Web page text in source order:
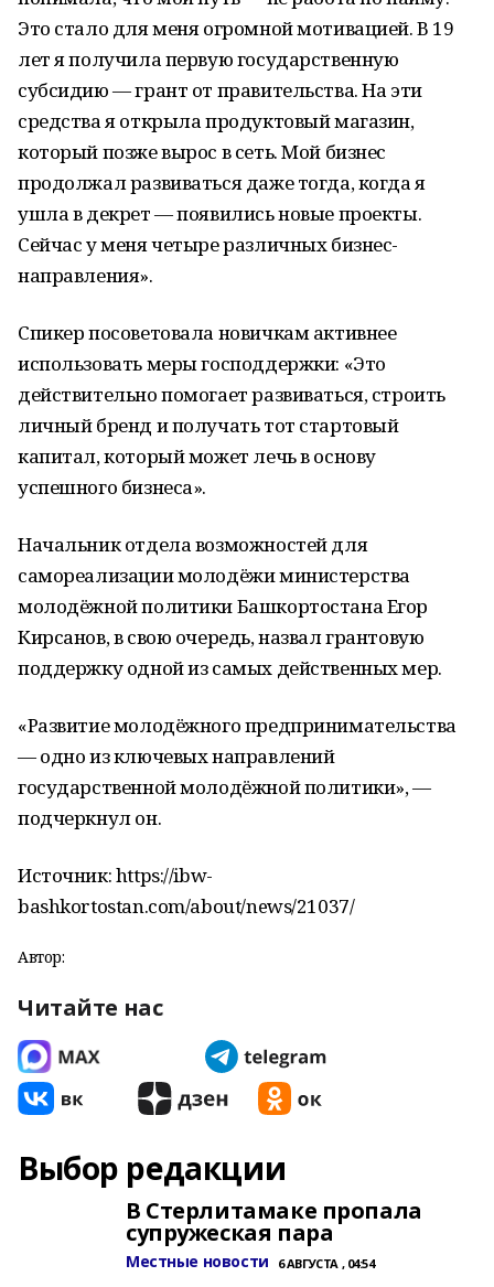
Это стало для меня огромной мотивацией. В 19
лет я получила первую государственную
субсидию — грант от правительства. На эти
средства я открыла продуктовый магазин,
который позже вырос в сеть. Мой бизнес
продолжал развиваться даже тогда, когда я
ушла в декрет — появились новые проекты.
Сейчас у меня четыре различных бизнес-
направления».
Спикер посоветовала новичкам активнее
использовать меры господдержки: «Это
действительно помогает развиваться, строить
личный бренд и получать тот стартовый
капитал, который может лечь в основу
успешного бизнеса».
Начальник отдела возможностей для
самореализации молодёжи министерства
молодёжной политики Башкортостана Егор
Кирсанов, в свою очередь, назвал грантовую
поддержку одной из самых действенных мер.
«Развитие молодёжного предпринимательства
— одно из ключевых направлений
государственной молодёжной политики», —
подчеркнул он.
Источник: https://ibw-
bashkortostan.com/about/news/21037/
Автор:
Читайте нас
Выбор редакции
В Стерлитамаке пропала
супружеская пара
Местные новости 6 АВГУСТА , 04:54